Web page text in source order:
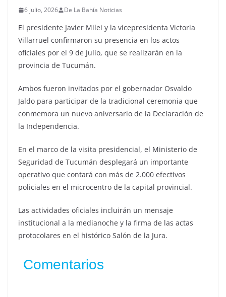
6 julio, 2026 De La Bahía Noticias
El presidente Javier Milei y la vicepresidenta Victoria
Villarruel confirmaron su presencia en los actos
oficiales por el 9 de Julio, que se realizarán en la
provincia de Tucumán.
Ambos fueron invitados por el gobernador Osvaldo
Jaldo para participar de la tradicional ceremonia que
conmemora un nuevo aniversario de la Declaración de
la Independencia.
En el marco de la visita presidencial, el Ministerio de
Seguridad de Tucumán desplegará un importante
operativo que contará con más de 2.000 efectivos
policiales en el microcentro de la capital provincial.
Las actividades oficiales incluirán un mensaje
institucional a la medianoche y la firma de las actas
protocolares en el histórico Salón de la Jura.
Comentarios